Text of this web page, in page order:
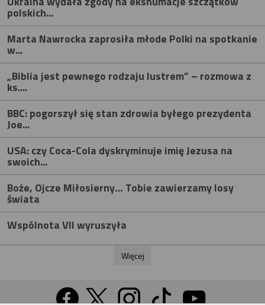
polskich...
Marta Nawrocka zaprosiła młode Polki na spotkanie
w...
„Biblia jest pewnego rodzaju lustrem” – rozmowa z
ks....
BBC: pogorszył się stan zdrowia byłego prezydenta
Joe...
USA: czy Coca-Cola dyskryminuje imię Jezusa na
swoich...
Boże, Ojcze Miłosierny… Tobie zawierzamy losy
świata
Wspólnota VII wyruszyła
Więcej